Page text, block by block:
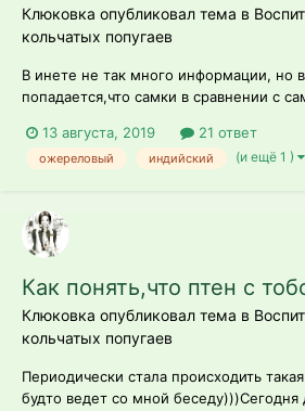
Клюковка опубликовал тема в
кольчатых попугаев
В инете не так много информации, но
попадается,что самки в сравнении с
агрессивные и менее(хотя куда уж
так плохо приручаются) склонные к
13 августа, 2019 21 ответ
ожереловый индийский (и ещё 1 )
Как понять,что птен с
Клюковка опубликовал тема в
кольчатых попугаев
Периодически стала происходить
будто ведет со мной беседу)))Сегодня